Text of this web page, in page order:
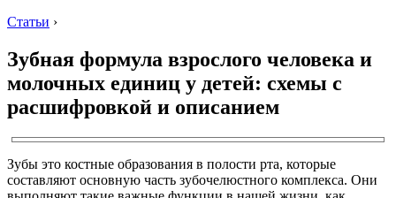
Статьи ›
Зубная формула взрослого человека и
молочных единиц у детей: схемы с
расшифровкой и описанием
Зубы это костные образования в полости рта, которые
составляют основную часть зубочелюстного комплекса. Они